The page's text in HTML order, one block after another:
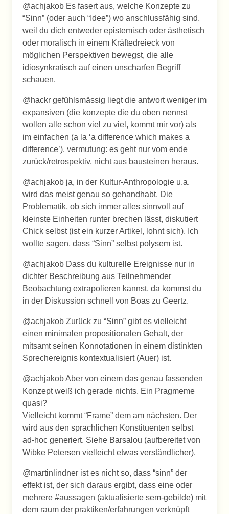
@achjakob Es fasert aus, welche Konzepte zu
“Sinn” (oder auch “Idee”) wo anschlussfähig sind,
weil du dich entweder epistemisch oder ästhetisch
oder moralisch in einem Kräftedreieck von
möglichen Perspektiven bewegst, die alle
idiosynkratisch auf einen unscharfen Begriff
schauen.
@hackr gefühlsmässig liegt die antwort weniger im
expansiven (die konzepte die du oben nennst
wollen alle schon viel zu viel, kommt mir vor) als
im einfachen (a la ‘a difference which makes a
difference’). vermutung: es geht nur vom ende
zurück/retrospektiv, nicht aus bausteinen heraus.
@achjakob ja, in der Kultur-Anthropologie u.a.
wird das meist genau so gehandhabt. Die
Problematik, ob sich immer alles sinnvoll auf
kleinste Einheiten runter brechen lässt, diskutiert
Chick selbst (ist ein kurzer Artikel, lohnt sich). Ich
wollte sagen, dass “Sinn” selbst polysem ist.
@achjakob Dass du kulturelle Ereignisse nur in
dichter Beschreibung aus Teilnehmender
Beobachtung extrapolieren kannst, da kommst du
in der Diskussion schnell von Boas zu Geertz.
@achjakob Zurück zu “Sinn” gibt es vielleicht
einen minimalen propositionalen Gehalt, der
mitsamt seinen Konnotationen in einem distinkten
Sprechereignis kontextualisiert (Auer) ist.
@achjakob Aber von einem das genau fassenden
Konzept weiß ich gerade nichts. Ein Pragmeme
quasi?
Vielleicht kommt “Frame” dem am nächsten. Der
wird aus den sprachlichen Konstituenten selbst
ad-hoc generiert. Siehe Barsalou (aufbereitet von
Wibke Petersen vielleicht etwas verständlicher).
@martinlindner ist es nicht so, dass “sinn” der
effekt ist, der sich daraus ergibt, dass eine oder
mehrere #aussagen (aktualisierte sem-gebilde) mit
dem raum der praktiken/erfahrungen verknüpft